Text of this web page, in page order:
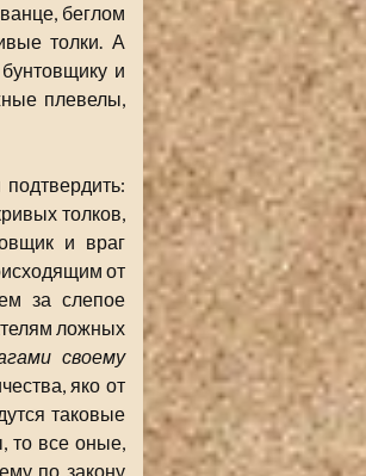
беглом
толки. А
и
плевелы,
толков,
и враг
от
за слепое
ложных
своему
яко от
таковые
то все оные,
по закону